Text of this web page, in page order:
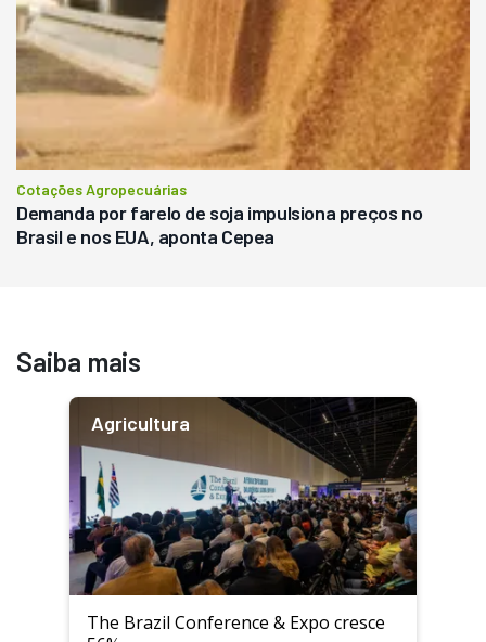
Cotações Agropecuárias
Demanda por farelo de soja impulsiona preços no
Brasil e nos EUA, aponta Cepea
Saiba mais
Agricultura
The Brazil Conference & Expo cresce